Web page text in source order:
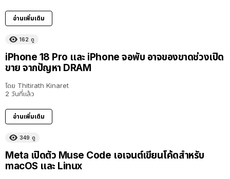
อ่านเพิ่มเติม
162 ดู
iPhone 18 Pro และ iPhone จอพับ อาจของขาดช่วงเปิด
ขาย จากปัญหา DRAM
โดย Thitirath Kinaret
2 วันที่แล้ว
อ่านเพิ่มเติม
349 ดู
Meta เปิดตัว Muse Code เอเจนต์เขียนโค้ดสำหรับ
macOS และ Linux